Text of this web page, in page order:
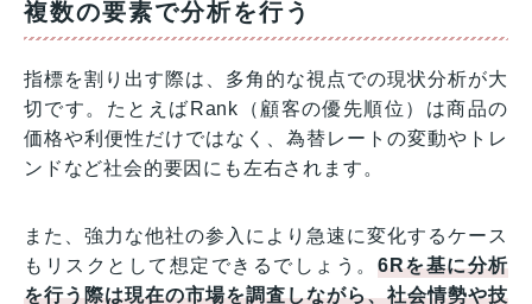
複数の要素で分析を行う
指標を割り出す際は、多角的な視点での現状分析が大
切です。たとえばRank（顧客の優先順位）は商品の
価格や利便性だけではなく、為替レートの変動やトレ
ンドなど社会的要因にも左右されます。
また、強力な他社の参入により急速に変化するケース
もリスクとして想定できるでしょう。 6Rを基に分析
を行う際は現在の市場を調査しながら、社会情勢や技